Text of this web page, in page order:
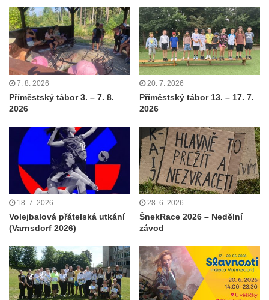
7. 8. 2026
Příměstský tábor 3. – 7. 8.
2026
20. 7. 2026
Příměstský tábor 13. – 17. 7.
2026
18. 7. 2026
Volejbalová přátelská utkání
(Varnsdorf 2026)
28. 6. 2026
ŠnekRace 2026 – Nedělní
závod